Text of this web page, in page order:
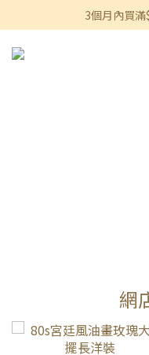
香港及澳門
3個月內買
香港及澳門
網